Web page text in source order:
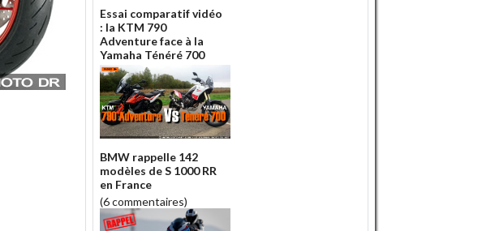
Essai comparatif vidéo
: la KTM 790
Adventure face à la
Yamaha Ténéré 700
BMW rappelle 142
modèles de S 1000 RR
en France
(6 commentaires)